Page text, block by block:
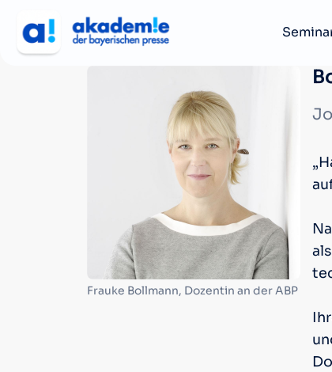
Frauke Bollmann, Dozentin an der ABP